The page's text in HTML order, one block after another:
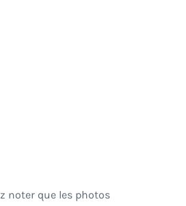
noter que les photos